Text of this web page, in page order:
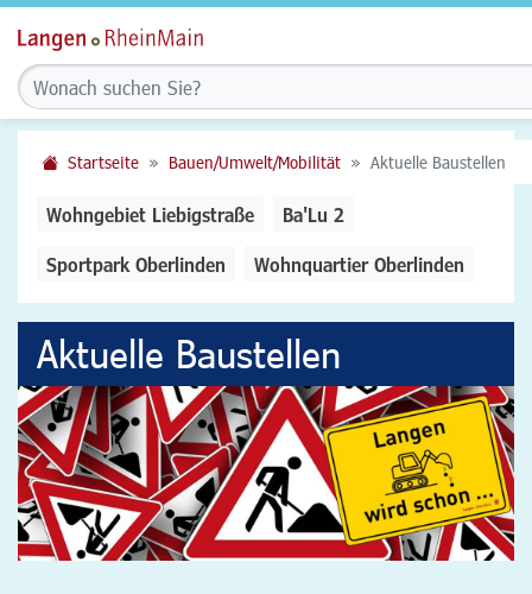
Startseite Bauen/Umwelt/Mobilität Aktuelle Baustellen
Wohngebiet Liebigstraße Ba'Lu 2
Sportpark Oberlinden Wohnquartier Oberlinden
Aktuelle Baustellen